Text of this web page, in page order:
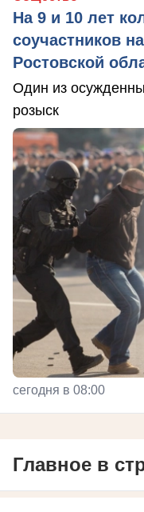
На 9 и 10 лет
соучастников
Ростовской
Один из
розыск
сегодня в 08:00
Главное в